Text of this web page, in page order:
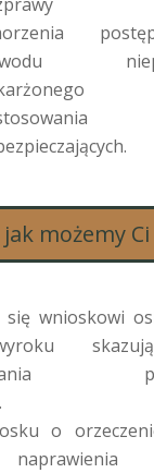
możemy
się wnioskowi
o